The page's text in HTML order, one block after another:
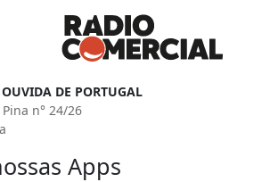
DE PORTUGAL
n° 24/26
Apps